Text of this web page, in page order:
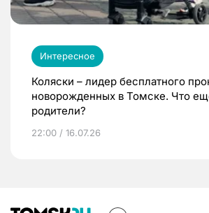
Интересное
Коляски – лидер бесплатного
новорожденных в Томске. Что
родители?
22:00 / 16.07.26